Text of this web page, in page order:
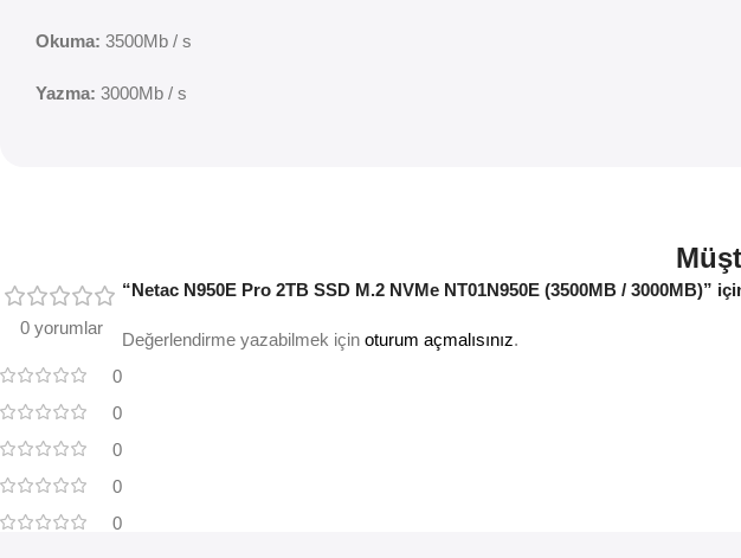
Okuma: 3500Mb / s
Yazma: 3000Mb / s
0 yorumlar
0
0
0
0
0
“Netac N950E Pro 2TB SSD M.2 NVMe NT01N950E (3500MB / 3000MB)”
Değerlendirme yazabilmek için oturum açmalısınız.